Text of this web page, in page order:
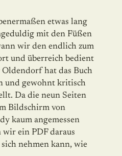
etwas lang
mit den Füßen
wir den endlich zum
und überreich bedient
hat das Buch
und gewohnt kritisch
Da die neun Seiten
Bildschirm von
kaum angemessen
ein PDF daraus
sich nehmen kann, wie